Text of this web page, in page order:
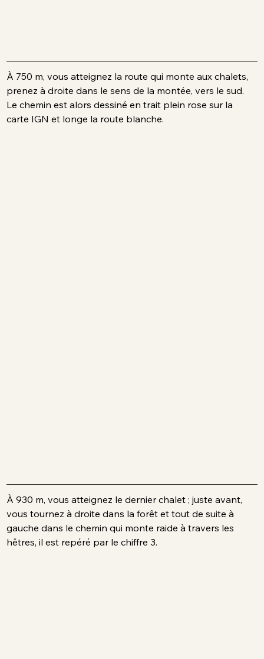
À 750 m, vous atteignez la route qui monte aux chalets,
prenez à droite dans le sens de la montée, vers le sud.
Le chemin est alors dessiné en trait plein rose sur la
carte IGN et longe la route blanche.
À 930 m, vous atteignez le dernier chalet ; juste avant,
vous tournez à droite dans la forêt et tout de suite à
gauche dans le chemin qui monte raide à travers les
hêtres, il est repéré par le chiffre 3.